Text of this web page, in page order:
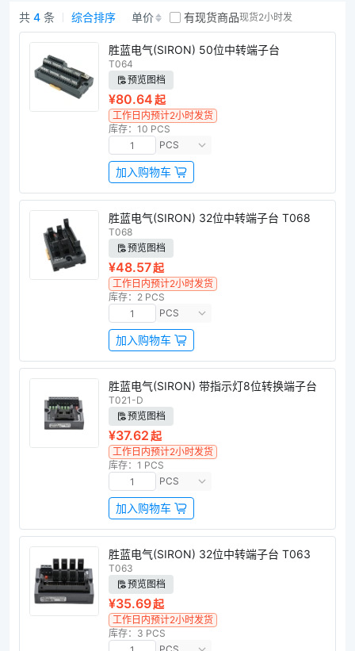
弹簧接线端子台
中转端子台商品列表
共 4 条 综合排序 单价 有现货商品现货2小时发
胜蓝电气(SIRON) 50位中转端子台
T064
预览图档
¥80.64起
工作日内预计2小时发货
库存：10 PCS
PCS
加入购物车
胜蓝电气(SIRON) 32位中转端子台 T068
T068
预览图档
¥48.57起
工作日内预计2小时发货
库存：2 PCS
PCS
加入购物车
胜蓝电气(SIRON) 带指示灯8位转换端子台
T021-D
预览图档
¥37.62起
工作日内预计2小时发货
库存：1 PCS
PCS
加入购物车
胜蓝电气(SIRON) 32位中转端子台 T063
T063
预览图档
¥35.69起
工作日内预计2小时发货
库存：3 PCS